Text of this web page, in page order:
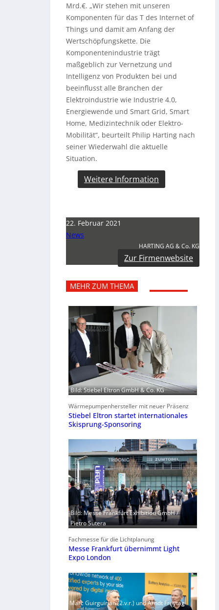
Mrd.€. „Wir stehen mit unseren
Komponenten für das T des Internet of
Things und damit am Anfang der
Wertschöpfungskette. Die
Komponentenindustrie trägt
maßgeblich zur Vernetzung und
Intelligenz von Produkten bei und
beeinflusst alle Branchen der
Elektroindustrie wie Industrie 4.0,
Energiewende und Smart Grid, Smart
Home, Medizintechnik oder Elektro-
Mobilität“, beurteilt Philip Harting nach
seiner Wiederwahl die aktuelle
Situation.
Weitere Information
22. Februar 2021
News
HARTING AG & Co. KG
Zur Firmenwebsite
MEHR ZUM THEMA
Bild: Stiebel Eltron GmbH & Co. KG
Wärmepumpenhersteller mit neuer Präsenz
Stiebel Eltron startet internationales
Skisprung-Sponsoring
Bild: Messe Frankfurt Exhibition GmbH /
Pietro Sutera
Fachmesse für die Lichtplanung
Messe Frankfurt übernimmt Light
Expo London
Marc Guirguirian (2.v.r.) und Arndt Freytag